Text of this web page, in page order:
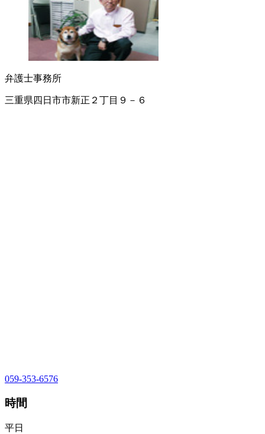
弁護士事務所
三重県四日市市新正２丁目９－６
059-353-6576
時間
平日